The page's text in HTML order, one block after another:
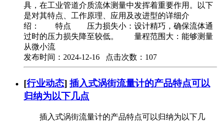
具，在工业管道介质流体测量中发挥着重要作用。以下
是对其特点、工作原理、应用及改进型的详细介
绍： 特点 压力损失小：设计精巧，确保流体通
过时的压力损失降至较低。 量程范围大：能够测量
从微小流
发布时间：2024-12-16 点击次数：107
[行业动态] 插入式涡街流量计的产品特点可以
归纳为以下几点
插入式涡街流量计的产品特点可以归纳为以下几